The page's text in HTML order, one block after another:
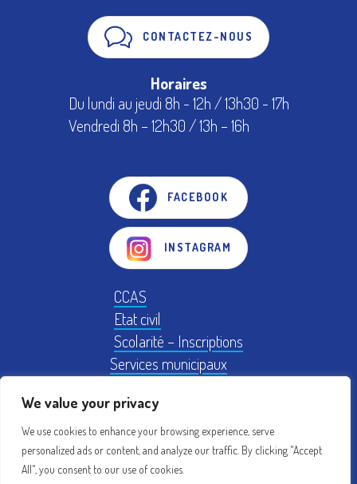
We value your privacy
We use cookies to enhance your browsing experience, serve
personalized ads or content, and analyze our traffic. By clicking "Accept
All", you consent to our use of cookies.
CONTACTEZ-NOUS
Horaires
Du lundi au jeudi 8h - 12h / 13h30 - 17h
Vendredi 8h – 12h30 / 13h – 16h
FACEBOOK
INSTAGRAM
CCAS
Etat civil
Scolarité – Inscriptions
Services municipaux
Plan Local d'Urbanisme
Mentions légales